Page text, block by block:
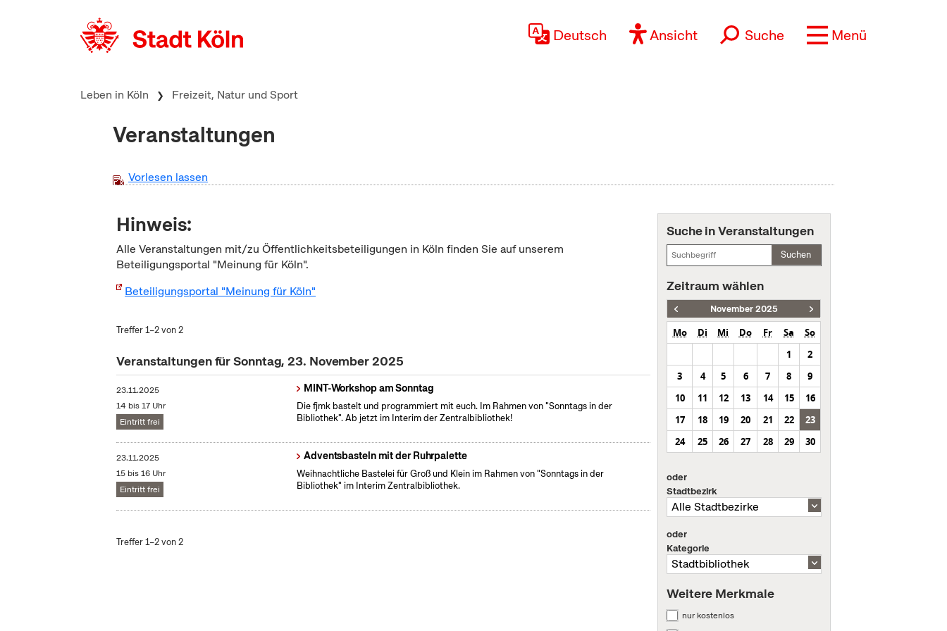
Deutsch Ansicht Suche Menü
Leben in Köln Freizeit, Natur und Sport
Veranstaltungen
Vorlesen lassen
Hinweis:
Alle Veranstaltungen mit/zu Öffentlichkeitsbeteiligungen in Köln finden Sie auf unserem
Beteiligungsportal "Meinung für Köln".
Beteiligungsportal "Meinung für Köln"
Treffer 1–2 von 2
Veranstaltungen für Sonntag, 23. November 2025
23.11.2025
14 bis 17 Uhr
Eintritt frei
MINT-Workshop am Sonntag
Die fjmk bastelt und programmiert mit euch. Im Rahmen von "Sonntags in der
Bibliothek". Ab jetzt im Interim der Zentralbibliothek!
23.11.2025
15 bis 16 Uhr
Eintritt frei
Adventsbasteln mit der Ruhrpalette
Weihnachtliche Bastelei für Groß und Klein im Rahmen von "Sonntags in der
Bibliothek" im Interim Zentralbibliothek.
Treffer 1–2 von 2
Suche in Veranstaltungen
Suchen
Zeitraum wählen
November 2025
Mo Di Mi Do Fr Sa
So
1
2
3
4 5 6 7 8
9
10
11 12 13 14 15
16
17
18 19 20 21 22
23
24
25 26 27 28 29 30
oder
Stadtbezirk
oder
Kategorie
Weitere Merkmale
nur kostenlos